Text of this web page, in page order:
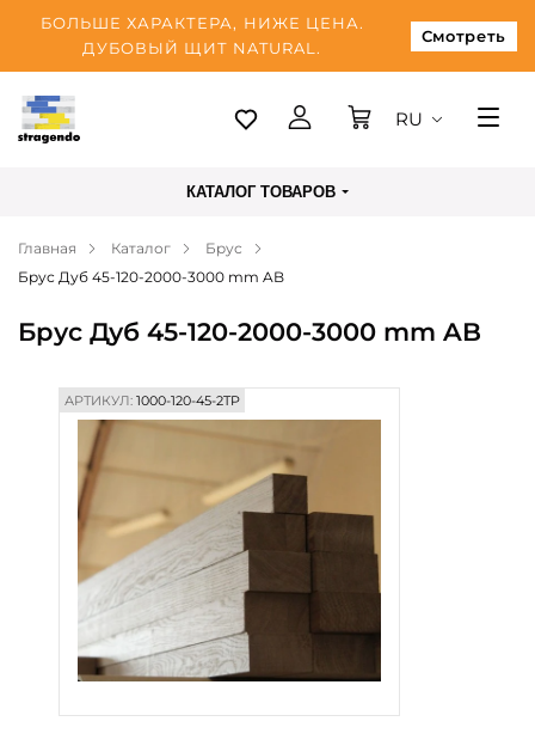
БОЛЬШЕ ХАРАКТЕРА, НИЖЕ ЦЕНА.
ДУБОВЫЙ ЩИТ NATURAL.
Смотреть
Таллинн
Оплата
Блог
Контакты
RU
КАТАЛОГ ТОВАРОВ
Главная Каталог
Брус
Брус Дуб 45-120-2000-3000 mm AB
Брус Дуб 45-120-2000-3000 mm AB
АРТИКУЛ:1000-120-45-2TP